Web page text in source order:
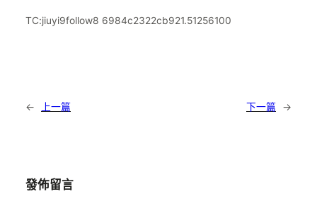
TC:jiuyi9follow8 6984c2322cb921.51256100
← 上一篇 下一篇 →
發佈留言